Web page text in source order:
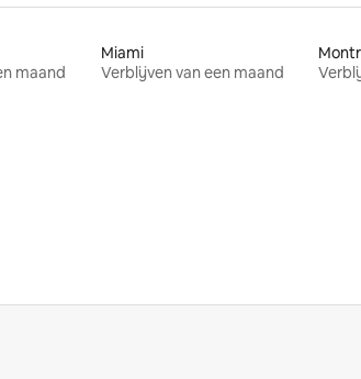
maand
Miami
Verblijven van een maand